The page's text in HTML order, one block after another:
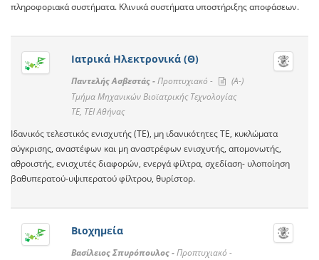
πληροφοριακά συστήματα. Κλινικά συστήματα υποστήριξης αποφάσεων.
Ιατρικά Ηλεκτρονικά (Θ)
Παντελής Ασβεστάς -Προπτυχιακό -
(A-)
Τμήμα Μηχανικών Βιοϊατρικής Τεχνολογίας
TE, ΤΕΙ Αθήνας
Ιδανικός τελεστικός ενισχυτής (ΤΕ), μη ιδανικότητες ΤΕ, κυκλώματα
σύγκρισης, αναστέφων και μη αναστρέφων ενισχυτής, απομονωτής,
αθροιστής, ενισχυτές διαφορών, ενεργά φίλτρα, σχεδίαση- υλοποίηση
βαθυπερατού-υψιπερατού φίλτρου, θυρίστορ.
Βιοχημεία
Βασίλειος Σπυρόπουλος -Προπτυχιακό -